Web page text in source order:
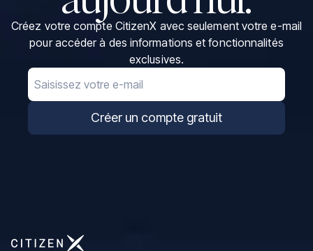
Créez votre compte CitizenX avec seulement votre e-mail
pour accéder à des informations et fonctionnalités
exclusives.
Email
Créer un compte gratuit